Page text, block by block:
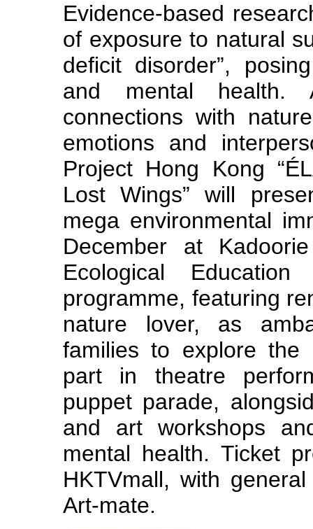
Evidence-based
of exposure to natural
deficit disorder”,
and mental health.
connections with
emotions and
Project Hong Kong
Lost Wings” will
mega environmental
December at
Ecological
programme, featuring
nature lover, as
families to explore the
part in theatre
puppet parade,
and art workshops
mental health. Ticket
HKTVmall, with
Art-mate.